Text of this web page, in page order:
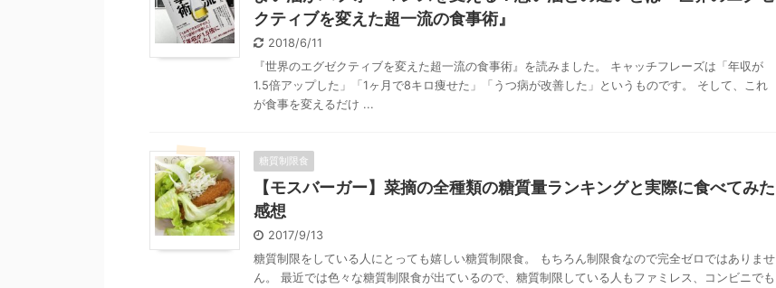
クティブを変えた超一流の食事術』
2018/6/11
『世界のエグゼクティブを変えた超一流の食事術』を読みました。 キャッチフレーズは「年収が
1.5倍アップした」「1ヶ月で8キロ痩せた」「うつ病が改善した」というものです。 そして、これ
が食事を変えるだけ ...
糖質制限食
【モスバーガー】菜摘の全種類の糖質量ランキングと実際に食べてみた
感想
2017/9/13
糖質制限をしている人にとっても嬉しい糖質制限食。 もちろん制限食なので完全ゼロではありませ
ん。 最近では色々な糖質制限食が出ているので、糖質制限している人もファミレス、コンビニでも